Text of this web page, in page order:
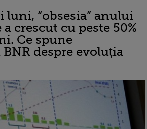
luni, “obsesia” anului
a crescut cu peste 50%
Ce spune
despre evoluția